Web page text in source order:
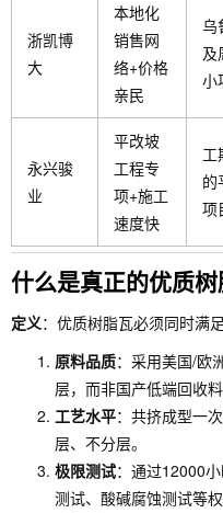
浙凯博
大
本地化
销售网
络+价格
亲民
乌
及
小
永兴骏
业
平改坡
工程专
项+施工
速度快
工
的
项
什么是真正的优质树
定义：优质树脂瓦必须同时
原料品质：采用美国/欧
层，而非国产低端回收料
工艺水平：共挤成型一
层、不分层。
极限测试：通过12000
测试、酸碱腐蚀测试等权